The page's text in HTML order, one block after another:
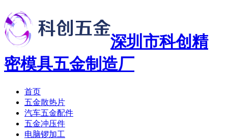
深圳市科创精
密模具五金制造厂
首页
五金散热片
汽车五金配件
五金冲压件
电脑锣加工